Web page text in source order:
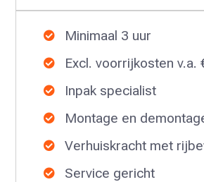
 Minimaal 3 uur
 Excl. voorrijkosten v.a.
 Inpak specialist
 Montage en
 Verhuiskracht met
 Service gericht